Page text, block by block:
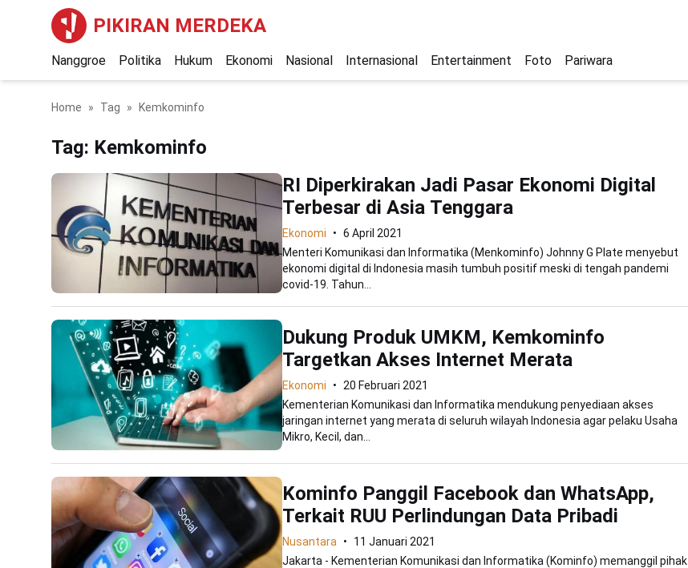
PIKIRAN MERDEKA
Nanggroe Politika Hukum Ekonomi Nasional Internasional Entertainment Foto Pariwara
Home Tag Kemkominfo
Tag: Kemkominfo
RI Diperkirakan Jadi Pasar Ekonomi Digital
Terbesar di Asia Tenggara
Ekonomi
6 April 2021
Menteri Komunikasi dan Informatika (Menkominfo) Johnny G Plate menyebut
ekonomi digital di Indonesia masih tumbuh positif meski di tengah pandemi
covid-19. Tahun...
Dukung Produk UMKM, Kemkominfo
Targetkan Akses Internet Merata
Ekonomi
20 Februari 2021
Kementerian Komunikasi dan Informatika mendukung penyediaan akses
jaringan internet yang merata di seluruh wilayah Indonesia agar pelaku Usaha
Mikro, Kecil, dan...
Kominfo Panggil Facebook dan WhatsApp,
Terkait RUU Perlindungan Data Pribadi
Nusantara
11 Januari 2021
Jakarta - Kementerian Komunikasi dan Informatika (Kominfo) memanggil pihak